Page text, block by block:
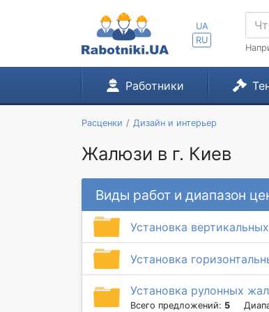
UA
RU
Работники
Расценки Дизайн и интерьер
Жалюзи в г. Киев
Виды работ и диапазон
Установка
Установка
Установка рулонных
Всего предложений: 5